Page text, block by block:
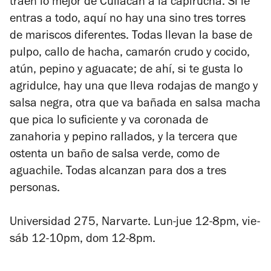
traen lo mejor de Culiacán a la capirucha. Si le
entras a todo, aquí no hay una sino tres torres
de mariscos diferentes. Todas llevan la base de
pulpo, callo de hacha, camarón crudo y cocido,
atún, pepino y aguacate; de ahí, si te gusta lo
agridulce, hay una que lleva rodajas de mango y
salsa negra, otra que va bañada en salsa macha
que pica lo suficiente y va coronada de
zanahoria y pepino rallados, y la tercera que
ostenta un baño de salsa verde, como de
aguachile. Todas alcanzan para dos a tres
personas.
Universidad 275, Narvarte. Lun-jue 12-8pm, vie-
sáb 12-10pm, dom 12-8pm.